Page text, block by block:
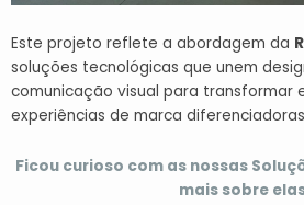
Este projeto reflete a abordagem da
soluções tecnológicas que unem
comunicação visual para transformar
experiências de marca
Ficou curioso com as nossas
mais sobre